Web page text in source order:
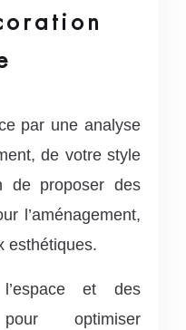
par une analyse
de votre style
de proposer des
l’aménagement,
esthétiques.
et des
optimiser